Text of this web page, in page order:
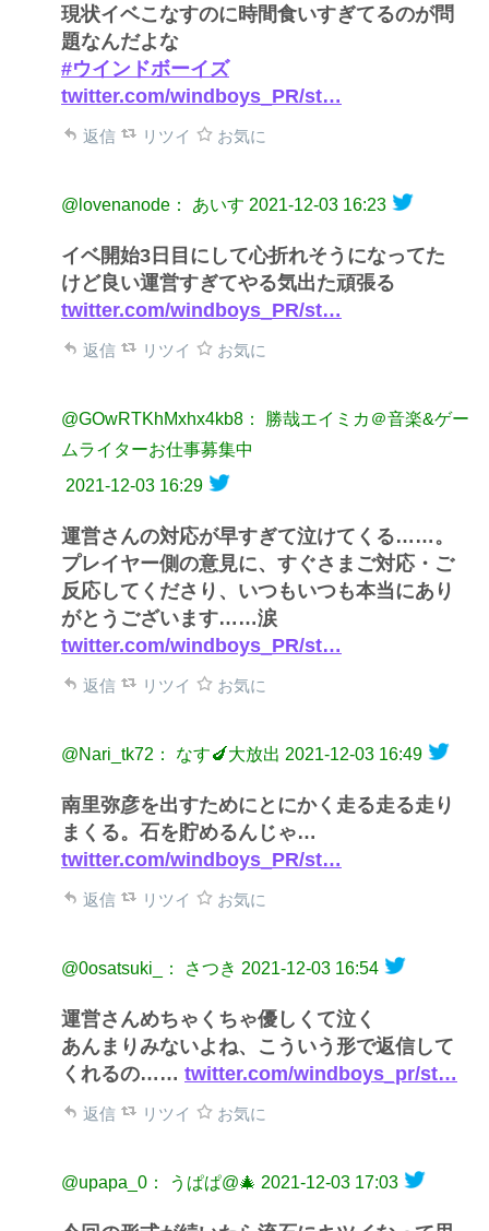
現状イベこなすのに時間食いすぎてるのが問
題なんだよな
#ウインドボーイズ
twitter.com/windboys_PR/st…
返信 リツイ お気に
@lovenanode： あいす 2021-12-03 16:23
イベ開始3日目にして心折れそうになってた
けど良い運営すぎてやる気出た頑張る
twitter.com/windboys_PR/st…
返信 リツイ お気に
@GOwRTKhMxhx4kb8： 勝哉エイミカ＠音楽&ゲー
ムライターお仕事募集中
2021-12-03 16:29
運営さんの対応が早すぎて泣けてくる……。
プレイヤー側の意見に、すぐさまご対応・ご
反応してくださり、いつもいつも本当にあり
がとうございます……涙
twitter.com/windboys_PR/st…
返信 リツイ お気に
@Nari_tk72： なす🍆大放出 2021-12-03 16:49
南里弥彦を出すためにとにかく走る走る走り
まくる。石を貯めるんじゃ…
twitter.com/windboys_PR/st…
返信 リツイ お気に
@0osatsuki_： さつき 2021-12-03 16:54
運営さんめちゃくちゃ優しくて泣く
あんまりみないよね、こういう形で返信して
くれるの…… twitter.com/windboys_pr/st…
返信 リツイ お気に
@upapa_0： うぱぱ@🎄 2021-12-03 17:03